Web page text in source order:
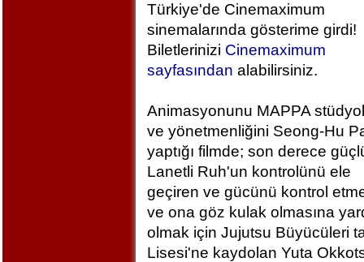
Türkiye'de Cinemaximum
sinemalarında gösterime girdi!
Biletlerinizi Cinemaximum
sayfasından alabilirsiniz.
Animasyonunu MAPPA
ve yönetmenliğini Seong-Hu
yaptığı filmde; son derece
Lanetli Ruh'un kontrolünü ele
geçiren ve gücünü kontrol
ve ona göz kulak olmasına
olmak için Jujutsu Büyücüleri
Lisesi'ne kaydolan Yuta